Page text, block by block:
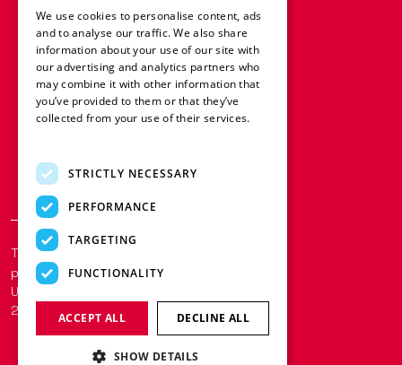
Termos e condições
políticas
Uma empresa do Grupo LFB | © Redge
2025
FRENCH
GERMAN
ITALIAN
SPANISH
We use cookies to personalise content, ads
and to analyse our traffic. We also share
information about your use of our site with
our advertising and analytics partners who
may combine it with other information that
you’ve provided to them or that they’ve
collected from your use of their services.
STRICTLY NECESSARY
PERFORMANCE
TARGETING
FUNCTIONALITY
ACCEPT ALL DECLINE ALL
SHOW DETAILS